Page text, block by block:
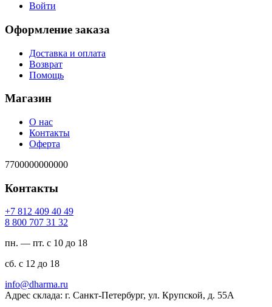
Войти
Оформление заказа
Доставка и оплата
Возврат
Помощь
Магазин
О нас
Контакты
Оферта
7700000000000
Контакты
94 04 904 218 7+
23 13 707 008 8
пн. — пт. с 10 до 18
сб. с 12 до 18
ur.amrahd@ofni
Адрес склада: г. Санкт-Петербург, ул. Крупской, д. 55А